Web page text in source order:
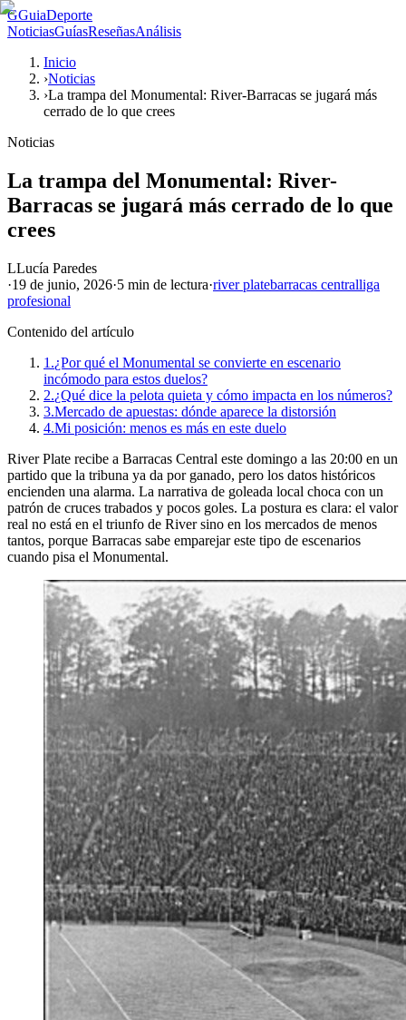
GGuiaDeporte
NoticiasGuíasReseñasAnálisis
Inicio
›Noticias
›La trampa del Monumental: River-Barracas se jugará más
cerrado de lo que crees
Noticias
La trampa del Monumental: River-
Barracas se jugará más cerrado de lo que
crees
LLucía Paredes
·19 de junio, 2026·5 min de lectura·river platebarracas centralliga
profesional
Contenido del artículo
1.¿Por qué el Monumental se convierte en escenario
incómodo para estos duelos?
2.¿Qué dice la pelota quieta y cómo impacta en los números?
3.Mercado de apuestas: dónde aparece la distorsión
4.Mi posición: menos es más en este duelo
River Plate recibe a Barracas Central este domingo a las 20:00 en un
partido que la tribuna ya da por ganado, pero los datos históricos
encienden una alarma. La narrativa de goleada local choca con un
patrón de cruces trabados y pocos goles. La postura es clara: el valor
real no está en el triunfo de River sino en los mercados de menos
tantos, porque Barracas sabe emparejar este tipo de escenarios
cuando pisa el Monumental.